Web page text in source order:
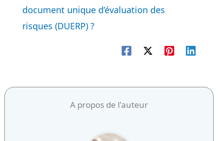
document unique d’évaluation des
risques (DUERP) ?
A propos de l'auteur